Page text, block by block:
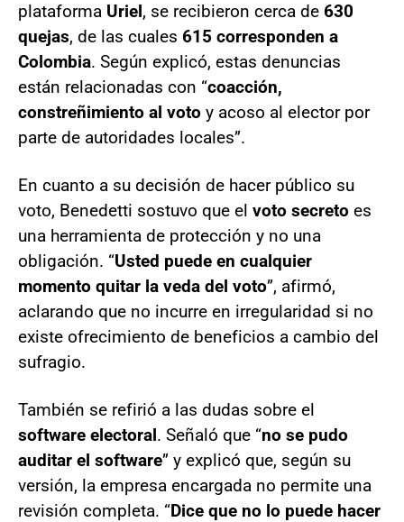
plataforma Uriel, se recibieron cerca de 630
quejas, de las cuales 615 corresponden a
Colombia. Según explicó, estas denuncias
están relacionadas con “coacción,
constreñimiento al voto y acoso al elector por
parte de autoridades locales”.
En cuanto a su decisión de hacer público su
voto, Benedetti sostuvo que el voto secreto es
una herramienta de protección y no una
obligación. “Usted puede en cualquier
momento quitar la veda del voto”, afirmó,
aclarando que no incurre en irregularidad si no
existe ofrecimiento de beneficios a cambio del
sufragio.
También se refirió a las dudas sobre el
software electoral. Señaló que “no se pudo
auditar el software” y explicó que, según su
versión, la empresa encargada no permite una
revisión completa. “Dice que no lo puede hacer